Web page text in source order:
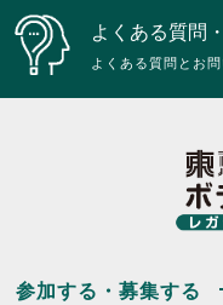
よくある質問
よくある質問とお
参加する・募集する